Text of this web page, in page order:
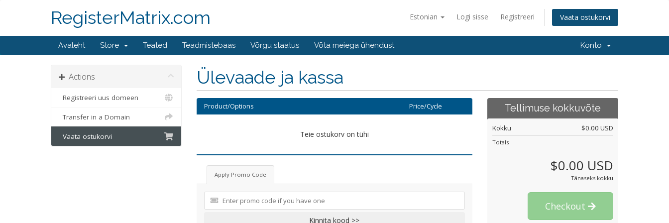
Estonian Logi sisse Registreeri Vaata ostukorvi
RegisterMatrix.com
Avaleht Store Teated Teadmistebaas Võrgu staatus Võta meiega ühendust Konto
Ülevaade ja kassa
Actions
Registreeri uus domeen
Transfer in a Domain
Vaata ostukorvi
Product/Options Price/Cycle
Teie ostukorv on tühi
Apply Promo Code
Kinnita kood >>
Tellimuse kokkuvõte
Kokku $0.00 USD
Totals
$0.00 USD
Tänaseks kokku
Checkout